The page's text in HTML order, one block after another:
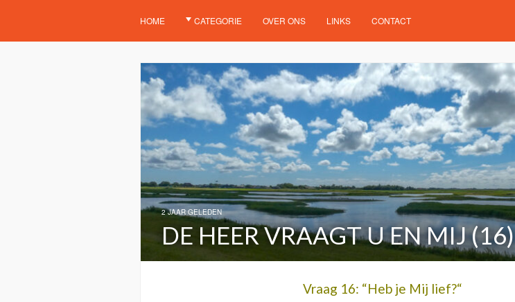
HOME CATEGORIE OVER ONS LINKS CONTACT
2 JAAR GELEDEN
DE HEER VRAAGT U EN MIJ (16)
Vraag 16: “Heb je Mij lief?“